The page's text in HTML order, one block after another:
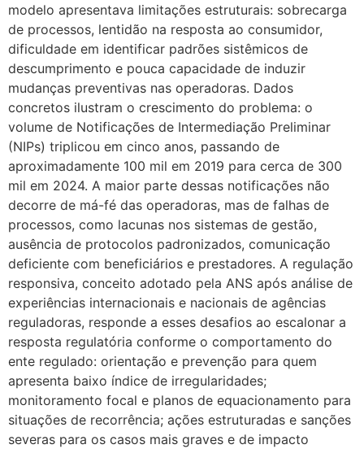
modelo apresentava limitações estruturais: sobrecarga
de processos, lentidão na resposta ao consumidor,
dificuldade em identificar padrões sistêmicos de
descumprimento e pouca capacidade de induzir
mudanças preventivas nas operadoras. Dados
concretos ilustram o crescimento do problema: o
volume de Notificações de Intermediação Preliminar
(NIPs) triplicou em cinco anos, passando de
aproximadamente 100 mil em 2019 para cerca de 300
mil em 2024. A maior parte dessas notificações não
decorre de má-fé das operadoras, mas de falhas de
processos, como lacunas nos sistemas de gestão,
ausência de protocolos padronizados, comunicação
deficiente com beneficiários e prestadores. A regulação
responsiva, conceito adotado pela ANS após análise de
experiências internacionais e nacionais de agências
reguladoras, responde a esses desafios ao escalonar a
resposta regulatória conforme o comportamento do
ente regulado: orientação e prevenção para quem
apresenta baixo índice de irregularidades;
monitoramento focal e planos de equacionamento para
situações de recorrência; ações estruturadas e sanções
severas para os casos mais graves e de impacto